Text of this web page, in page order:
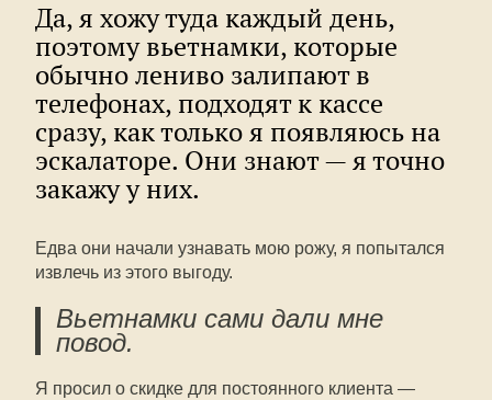
Да, я хожу туда каждый день,
поэтому вьетнамки, которые
обычно лениво залипают в
телефонах, подходят к кассе
сразу, как только я появляюсь на
эскалаторе. Они знают — я точно
закажу у них.
Едва они начали узнавать мою рожу, я попытался
извлечь из этого выгоду.
Вьетнамки сами дали мне
повод.
Я просил о скидке для постоянного клиента —